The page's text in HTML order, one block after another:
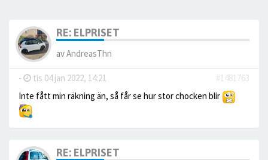
RE: ELPRISET
avAndreasThn
- tis 04 jan 2022, 14:21
#1481763
Inte fått min räkning än, så får se hur stor chocken blir
RE: ELPRISET